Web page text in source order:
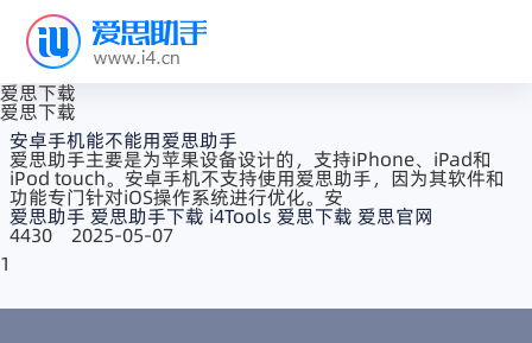
爱思下载
爱思下载
安卓手机能不能用爱思助手
爱思助手主要是为苹果设备设计的，支持iPhone、iPad和
iPod touch。安卓手机不支持使用爱思助手，因为其软件和
功能专门针对iOS操作系统进行优化。安
爱思助手 爱思助手下载 i4Tools 爱思下载 爱思官网
4430 2025-05-07
1